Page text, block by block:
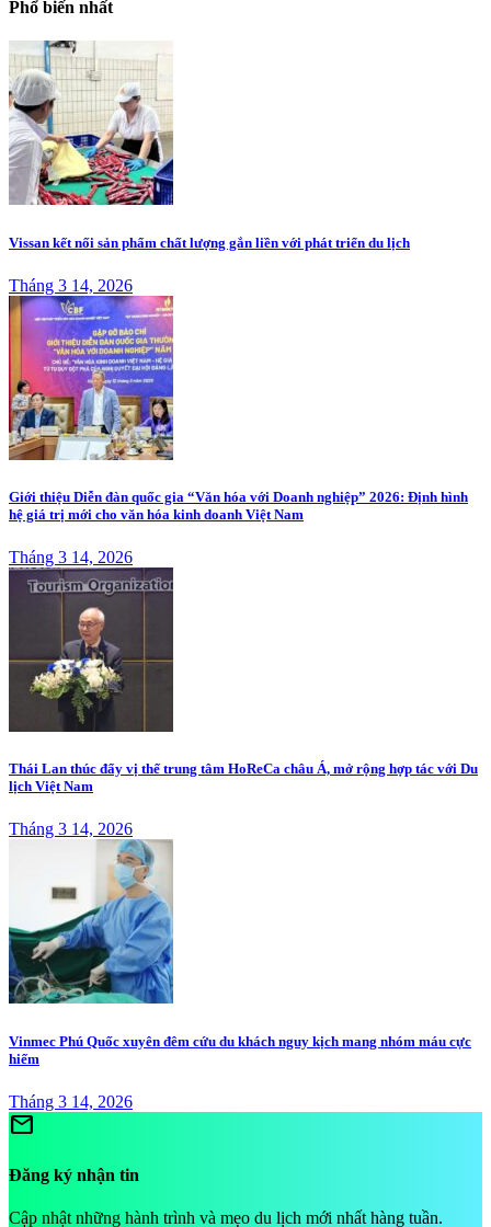
Phổ biến nhất
Vissan kết nối sản phẩm chất lượng gắn liền với phát triển du lịch
Tháng 3 14, 2026
Giới thiệu Diễn đàn quốc gia “Văn hóa với Doanh nghiệp” 2026: Định hình
hệ giá trị mới cho văn hóa kinh doanh Việt Nam
Tháng 3 14, 2026
Thái Lan thúc đẩy vị thế trung tâm HoReCa châu Á, mở rộng hợp tác với Du
lịch Việt Nam
Tháng 3 14, 2026
Vinmec Phú Quốc xuyên đêm cứu du khách nguy kịch mang nhóm máu cực
hiếm
Tháng 3 14, 2026
mail
Đăng ký nhận tin
Cập nhật những hành trình và mẹo du lịch mới nhất hàng tuần.